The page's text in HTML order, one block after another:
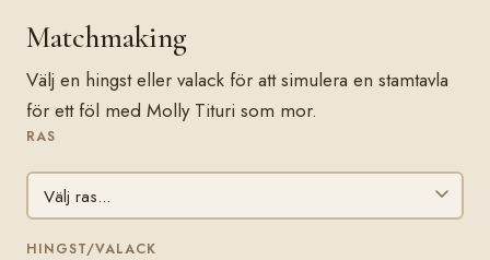
Matchmaking
Välj en hingst eller valack för att simulera en stamtavla
för ett föl med Molly Tituri som mor.
RAS
HINGST/VALACK